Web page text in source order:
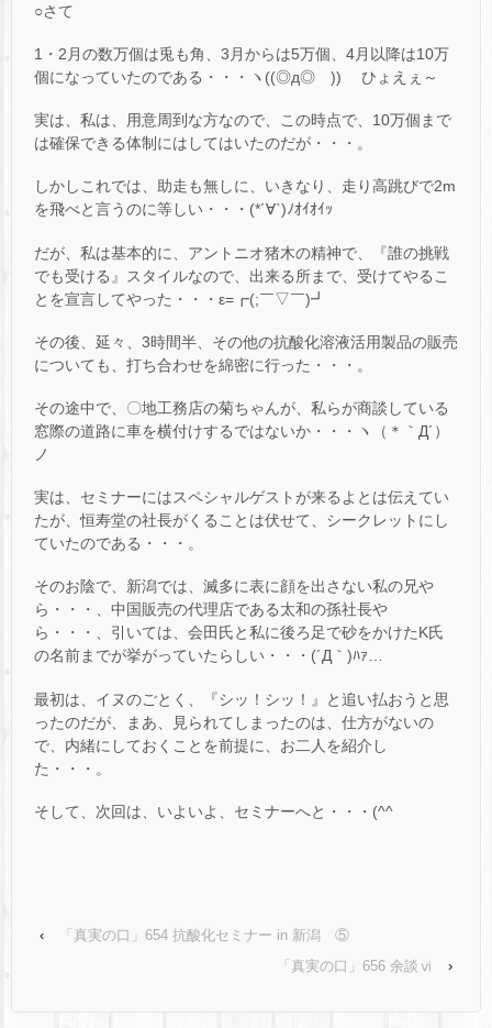
○さて
1・2月の数万個は兎も角、3月からは5万個、4月以降は10万
個になっていたのである・・・ヽ((◎д◎ ))ゝ ひょえぇ～
実は、私は、用意周到な方なので、この時点で、10万個まで
は確保できる体制にはしてはいたのだが・・・。
しかしこれでは、助走も無しに、いきなり、走り高跳びで2m
を飛べと言うのに等しい・・・(*´∀`)ﾉｵｲｵｲｯ
だが、私は基本的に、アントニオ猪木の精神で、『誰の挑戦
でも受ける』スタイルなので、出来る所まで、受けてやるこ
とを宣言してやった・・・ε=┏(;￣▽￣)┛
その後、延々、3時間半、その他の抗酸化溶液活用製品の販売
についても、打ち合わせを綿密に行った・・・。
その途中で、〇地工務店の菊ちゃんが、私らが商談している
窓際の道路に車を横付けするではないか・・・ヽ（＊｀Д´）
ノ
実は、セミナーにはスペシャルゲストが来るよとは伝えてい
たが、恒寿堂の社長がくることは伏せて、シークレットにし
ていたのである・・・。
そのお陰で、新潟では、滅多に表に顔を出さない私の兄や
ら・・・、中国販売の代理店である太和の孫社長や
ら・・・、引いては、会田氏と私に後ろ足で砂をかけたK氏
の名前までが挙がっていたらしい・・・(´Д｀)ﾊｧ…
最初は、イヌのごとく、『シッ！シッ！』と追い払おうと思
ったのだが、まあ、見られてしまったのは、仕方がないの
で、内緒にしておくことを前提に、お二人を紹介し
た・・・。
そして、次回は、いよいよ、セミナーへと・・・(^^ゞ
‹
「真実の口」654 抗酸化セミナー in 新潟 ⑤
「真実の口」656 余談ⅵ
›